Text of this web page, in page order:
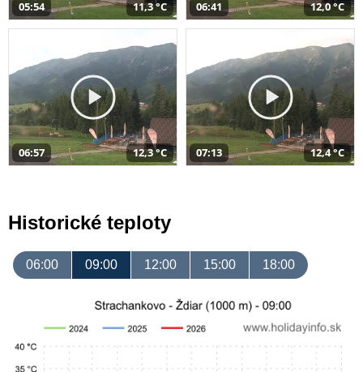
05:54 11,3 °C 06:41 12,0 °C
06:57 12,3 °C 07:13 12,4 °C
Historické teploty
06:00 09:00 12:00 15:00 18:00